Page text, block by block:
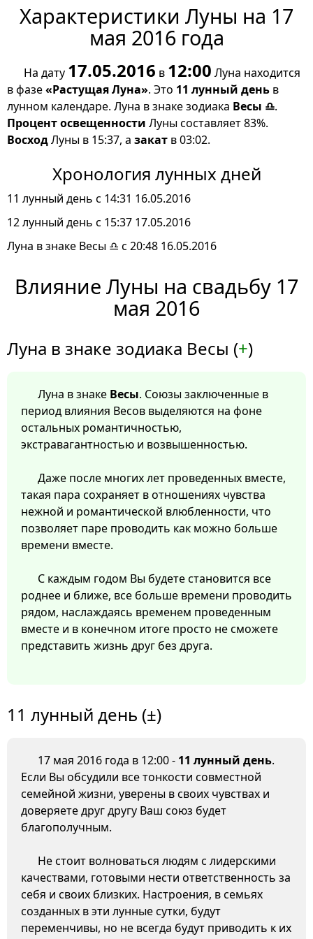
Характеристики Луны на 17
мая 2016 года
На дату 17.05.2016 в 12:00 Луна находится
в фазе«Растущая Луна». Это 11 лунный день в
лунном календаре. Луна в знаке зодиака Весы ♎.
Процент освещенности Луны составляет 83%.
ВосходЛуны в 15:37, а закат в 03:02.
Хронология лунных дней
11 лунный день с 14:31 16.05.2016
12 лунный день с 15:37 17.05.2016
Луна в знаке Весы ♎ с 20:48 16.05.2016
Влияние Луны на свадьбу 17
мая 2016
Луна в знаке зодиака Весы (+)
Луна в знаке Весы. Союзы заключенные в
период влияния Весов выделяются на фоне
остальных романтичностью,
экстравагантностью и возвышенностью.
Даже после многих лет проведенных вместе,
такая пара сохраняет в отношениях чувства
нежной и романтической влюбленности, что
позволяет паре проводить как можно больше
времени вместе.
С каждым годом Вы будете становится все
роднее и ближе, все больше времени проводить
рядом, наслаждаясь временем проведенным
вместе и в конечном итоге просто не сможете
представить жизнь друг без друга.
11 лунный день (±)
17 мая 2016 года в 12:00 - 11 лунный день.
Если Вы обсудили все тонкости совместной
семейной жизни, уверены в своих чувствах и
доверяете друг другу Ваш союз будет
благополучным.
Не стоит волноваться людям с лидерскими
качествами, готовыми нести ответственность за
себя и своих близких. Настроения, в семьях
созданных в эти лунные сутки, будут
переменчивы, но не всегда будут приводить к их